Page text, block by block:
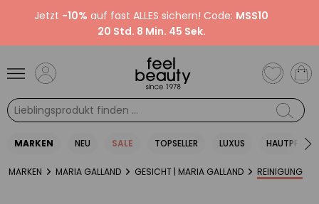
Jetzt -10% auf fast ALLES sichern! Code: MSS10
20 Std. 8 Min. 44 Sek.
MARKEN NEU SALE TOPSELLER LUXUS HAUTPFLEGE
MARKEN MARIA GALLAND GESICHT | MARIA GALLAND REINIGUNG